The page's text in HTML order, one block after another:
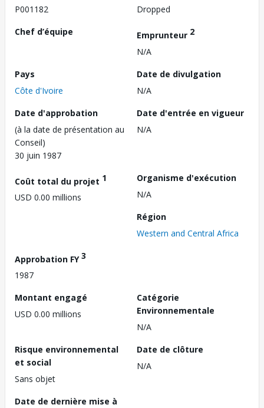
P001182
Dropped
Chef d’équipe
Emprunteur 2
N/A
Pays
Côte d'Ivoire
Date de divulgation
N/A
Date d'approbation
(à la date de présentation au
Conseil)
30 juin 1987
Date d'entrée en vigueur
N/A
Coût total du projet 1
USD 0.00 millions
Organisme d'exécution
N/A
Région
Western and Central Africa
Approbation FY3
1987
Montant engagé
USD 0.00 millions
Catégorie
Environnementale
N/A
Risque environnemental
et social
Sans objet
Date de clôture
N/A
Date de dernière mise à